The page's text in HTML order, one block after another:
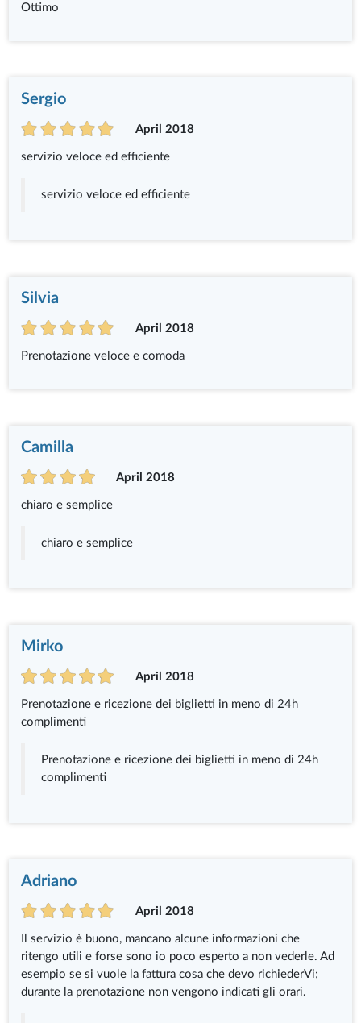
Ottimo
Sergio
April 2018
servizio veloce ed efficiente
servizio veloce ed efficiente
Silvia
April 2018
Prenotazione veloce e comoda
Camilla
April 2018
chiaro e semplice
chiaro e semplice
Mirko
April 2018
Prenotazione e ricezione dei biglietti in meno di 24h
complimenti
Prenotazione e ricezione dei biglietti in meno di 24h
complimenti
Adriano
April 2018
Il servizio è buono, mancano alcune informazioni che
ritengo utili e forse sono io poco esperto a non vederle. Ad
esempio se si vuole la fattura cosa che devo richiederVi;
durante la prenotazione non vengono indicati gli orari.